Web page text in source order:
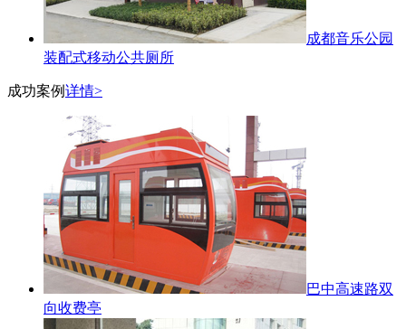
成都音乐公园
装配式移动公共厕所
成功案例详情>
巴中高速路双
向收费亭